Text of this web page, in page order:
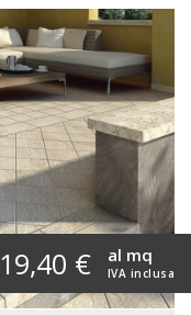
19,40 € IVA inclusa
al mq